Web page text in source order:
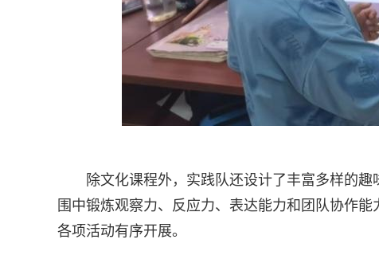
除文化课程外，实践队还设计了丰富多样的
围中锻炼观察力、反应力、表达能力和团队协作
各项活动有序开展。